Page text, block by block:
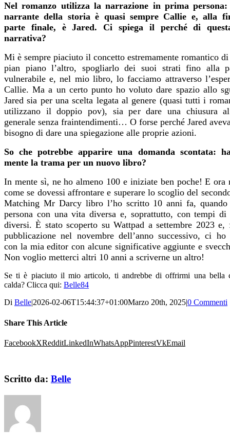
Nel romanzo utilizza la narrazione in prima persona:
narrante della storia è quasi sempre Callie e, alla
parte finale, è Jared. Ci spiega il perché di
narrativa?
Mi è sempre piaciuto il concetto estremamente romantico
pian piano l’altro, spogliarlo dei suoi strati fino alla
vulnerabile e, nel mio libro, lo facciamo attraverso
Callie. Ma a un certo punto ho voluto dare spazio allo
Jared sia per una scelta legata al genere (quasi tutti i
utilizzano il doppio pov), sia per dare una chiusura
generale senza fraintendimenti… O forse perché Jared
bisogno di dare una spiegazione alle proprie azioni.
So che potrebbe apparire una domanda scontata:
mente la trama per un nuovo libro?
In mente sì, ne ho almeno 100 e iniziate ben poche! E ora
come se dovessi affrontare e superare lo scoglio del
Matching Mr Darcy libro l’ho scritto 10 anni fa, quando
persona con una vita diversa e, soprattutto, con tempi di
diversi. È stato scoperto su Wattpad a settembre 2023
pubblicazione nel novembre dell’anno successivo, ci ho
con la mia editor con alcune significative aggiunte e
Non voglio metterci altri 10 anni a scriverne un altro!
Se ti è piaciuto il mio articolo, ti andrebbe di offrirmi una bella
calda? Clicca qui: Belle84
Di Belle|2026-02-06T15:44:37+01:00Marzo 20th, 2025|0 Commenti
Share This Article
FacebookXRedditLinkedInWhatsAppPinterestVkEmail
Scritto da: Belle